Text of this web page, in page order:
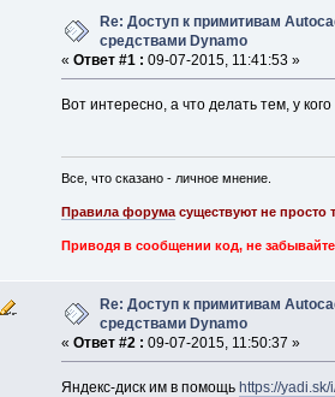
Re: Доступ к примитивам
средствами Dynamo
« Ответ #1 : 09-07-2015, 11:41:53 »
Вот интересно, а что делать тем, у
Все, что сказано - личное мнение.
Правила форумасуществуют не просто
Приводя в сообщении код, не
Re: Доступ к примитивам
средствами Dynamo
« Ответ #2 : 09-07-2015, 11:50:37 »
Яндекс-диск им в помощь https://